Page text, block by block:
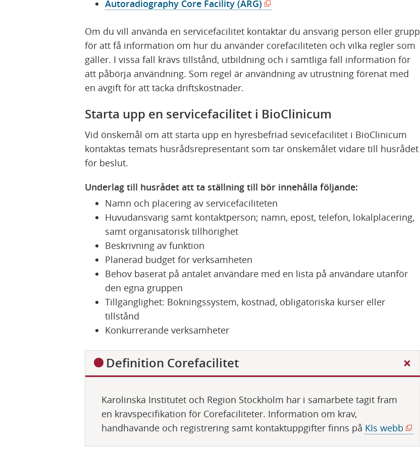
t
f
ö
n
s
t
)
t
f
ö
n
e
r
)
Autoradiography Core Facility (ARG)
p
p
n
a
n
y
t
ö
n
s
)
Om du vill använda en servicefacilitet kontaktar du ansvarig person eller grupp
för att få information om hur du använder corefaciliteten och vilka regler som
gäller. I vissa fall krävs tillstånd, utbildning och i samtliga fall information för
att påbörja användning. Som regel är användning av utrustning förenat med
en avgift för att täcka driftskostnader.
Starta upp en servicefacilitet i BioClinicum
Vid önskemål om att starta upp en hyresbefriad sevicefacilitet i BioClinicum
kontaktas temats husrådsrepresentant som tar önskemålet vidare till husrådet
för beslut.
Underlag till husrådet att ta ställning till bör innehålla följande:
Namn och placering av servicefaciliteten
Huvudansvarig samt kontaktperson; namn, epost, telefon, lokalplacering,
samt organisatorisk tillhörighet
Beskrivning av funktion
Planerad budget för verksamheten
Behov baserat på antalet användare med en lista på användare utanför
den egna gruppen
Tillgänglighet: Bokningssystem, kostnad, obligatoriska kurser eller
tillstånd
Konkurrerande verksamheter
D
ö
j
Definition Corefacilitet
Karolinska Institutet och Region Stockholm har i samarbete tagit fram
en kravspecifikation för Corefaciliteter. Information om krav,
handhavande och registrering samt kontaktuppgifter finns på KIs webb